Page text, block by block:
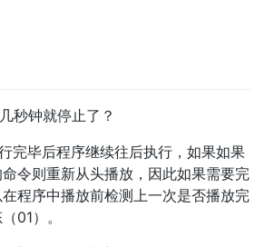
秒钟就停止了？
完毕后程序继续往后执行，如果如果
令则重新从头播放，因此如果需要完
程序中播放前检测上一次是否播放完
01）。